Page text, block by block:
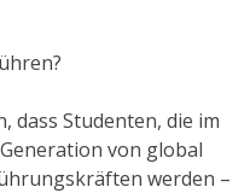
dass Studenten, die im
von global
werden –